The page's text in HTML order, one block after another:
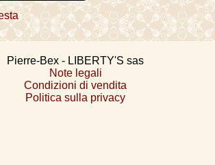
Pierre-Bex - LIBERTY'S sas
Note legali
Condizioni di vendita
Politica sulla privacy